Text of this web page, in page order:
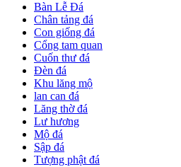
Bàn Lễ Đá
Chân tảng đá
Con giống đá
Cổng tam quan
Cuốn thư đá
Đèn đá
Khu lăng mộ
lan can đá
Lăng thờ đá
Lư hương
Mộ đá
Sập đá
Tượng phật đá